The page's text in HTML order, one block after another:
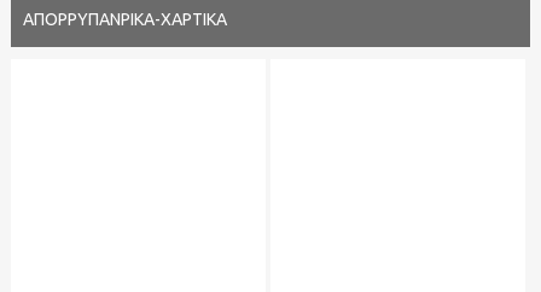
ΑΠΟΡΡΥΠΑΝΡΙΚΑ-ΧΑΡΤΙΚΑ